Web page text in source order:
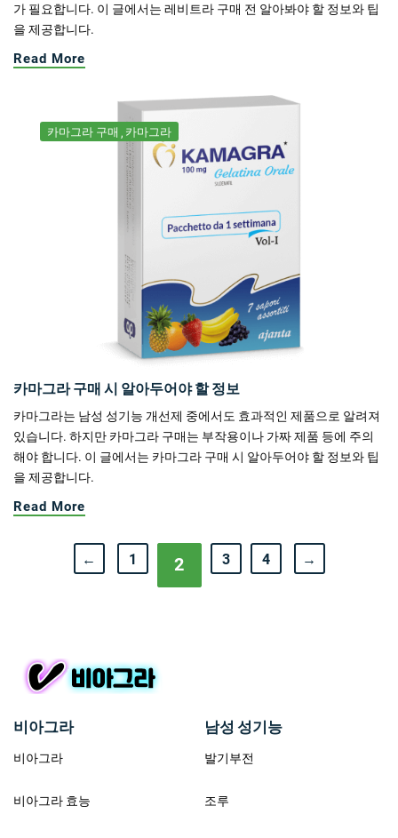
가 필요합니다. 이 글에서는 레비트라 구매 전 알아봐야 할 정보와 팁
을 제공합니다.
Read More
카마그라 구매 카마그라
카마그라 구매 시 알아두어야 할 정보
카마그라는 남성 성기능 개선제 중에서도 효과적인 제품으로 알려져
있습니다. 하지만 카마그라 구매는 부작용이나 가짜 제품 등에 주의
해야 합니다. 이 글에서는 카마그라 구매 시 알아두어야 할 정보와 팁
을 제공합니다.
Read More
← 1 2 3 4 →
비아그라
비아그라
비아그라 효능
남성 성기능
발기부전
조루